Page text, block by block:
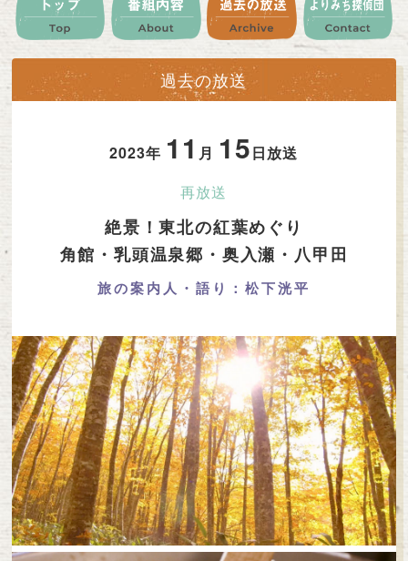
公式SNS プレゼント
ご意見・ご感想 会社情報
過去の放送
2023年 11 月 15日放送
再放送
絶景！東北の紅葉めぐり
角館・乳頭温泉郷・奥入瀬・八甲田
旅の案内人・語り：松下洸平